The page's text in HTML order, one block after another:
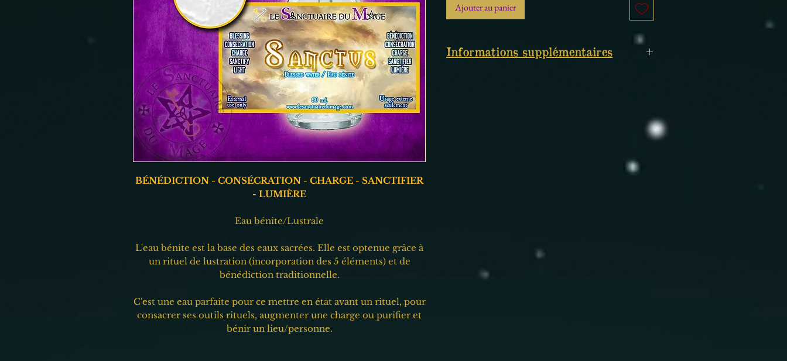
BÉNÉDICTION - CONSÉCRATION - CHARGE - SANCTIFIER
- LUMIÈRE
Eau bénite/Lustrale
L'eau bénite est la base des eaux sacrées. Elle est optenue grâce à
un rituel de lustration (incorporation des 5 éléments) et de
bénédiction traditionnelle.
C'est une eau parfaite pour ce mettre en état avant un rituel, pour
consacrer ses outils rituels, augmenter une charge ou purifier et
bénir un lieu/personne.
Ajouter au panier
Informations supplémentaires
comme marquage rituel, dans l'eau du bain, quelques